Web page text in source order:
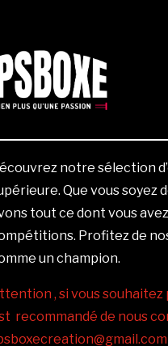
notre sélection
Que vous soyez
tout ce dont vous
Profitez de
un champion.
, si vous souhaitez
recommandé de nous